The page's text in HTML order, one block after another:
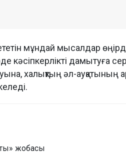
мұндай мысалдар
дамытуға
халықтың әл-ауқатының
жобасы